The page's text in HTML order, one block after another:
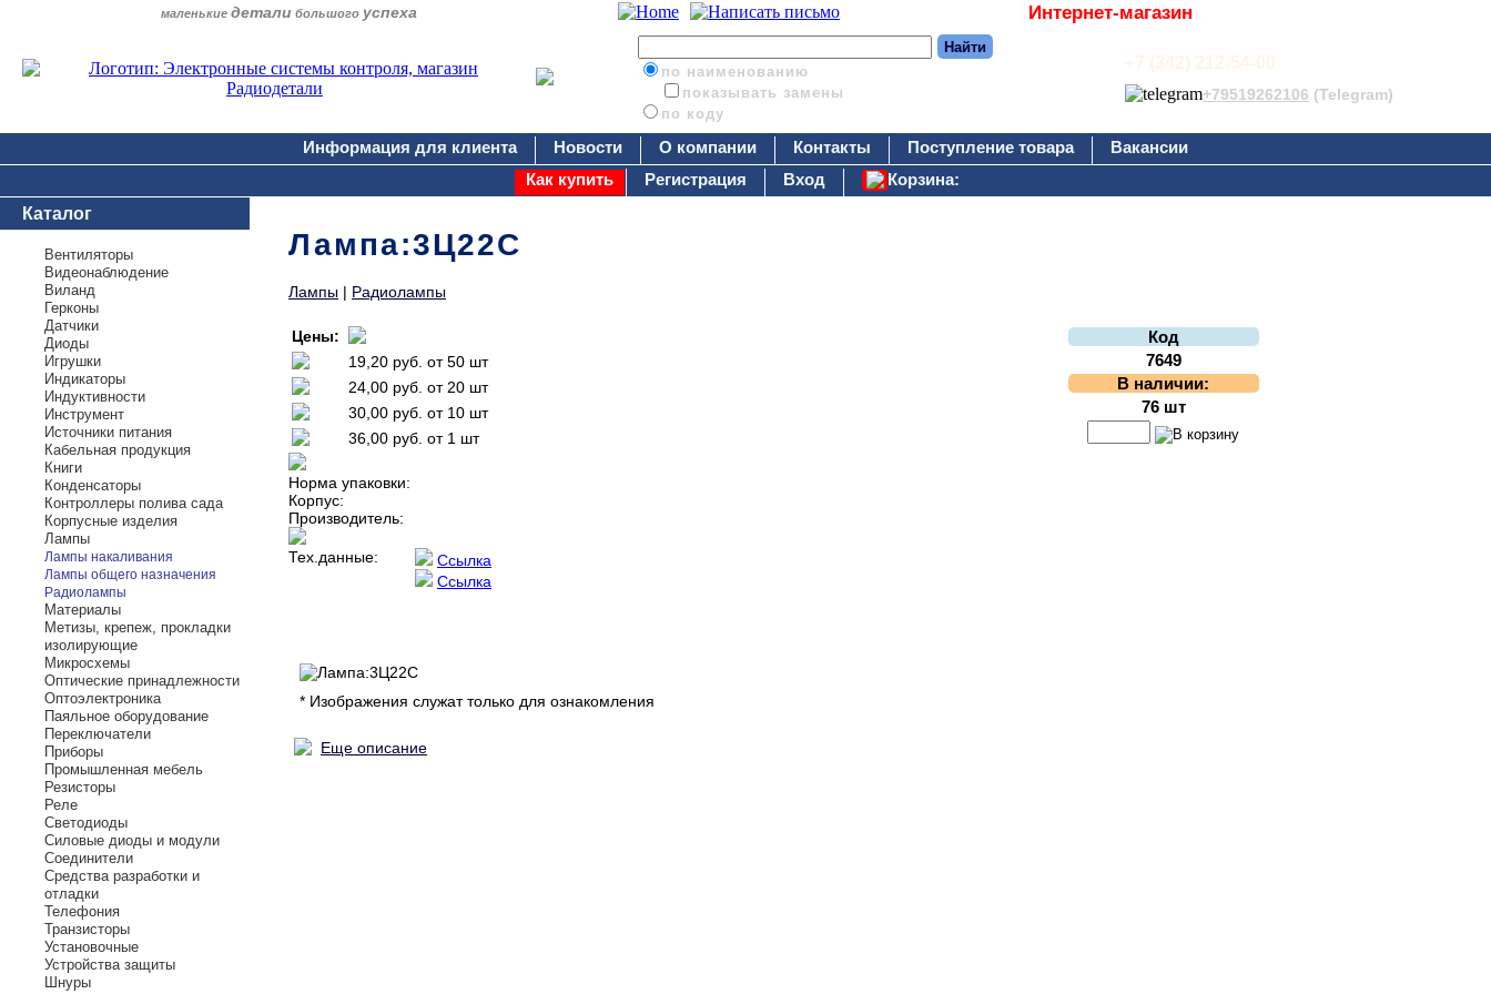
маленькие детали большого успеха Интернет-магазин
по наименованию
показывать замены
по коду
+7 (342) 212-54-00
+79519262106 (Telegram)
Информация для клиента Новости О компании Контакты Поступление товара
Вакансии
Как купить
Регистрация Вход
Корзина:
Каталог
Вентиляторы
Видеонаблюдение
Виланд
Герконы
Датчики
Диоды
Игрушки
Индикаторы
Индуктивности
Инструмент
Источники питания
Кабельная продукция
Книги
Конденсаторы
Контроллеры полива сада
Корпусные изделия
Лампы
Лампы накаливания
Лампы общего назначения
Радиолампы
Материалы
Метизы, крепеж, прокладки
изолирующие
Микросхемы
Оптические принадлежности
Оптоэлектроника
Паяльное оборудование
Переключатели
Приборы
Промышленная мебель
Резисторы
Реле
Светодиоды
Силовые диоды и модули
Соединители
Средства разработки и
отладки
Телефония
Транзисторы
Установочные
Устройства защиты
Шнуры
Лампа:3Ц22С
Лампы | Радиолампы
Цены:
19,20 руб. от 50 шт
24,00 руб. от 20 шт
30,00 руб. от 10 шт
36,00 руб. от 1 шт
Норма упаковки:
Корпус:
Производитель:
Тех.данные:
Ссылка
Ссылка
Код
7649
В наличии:
76 шт
* Изображения служат только для ознакомления
Еще описание